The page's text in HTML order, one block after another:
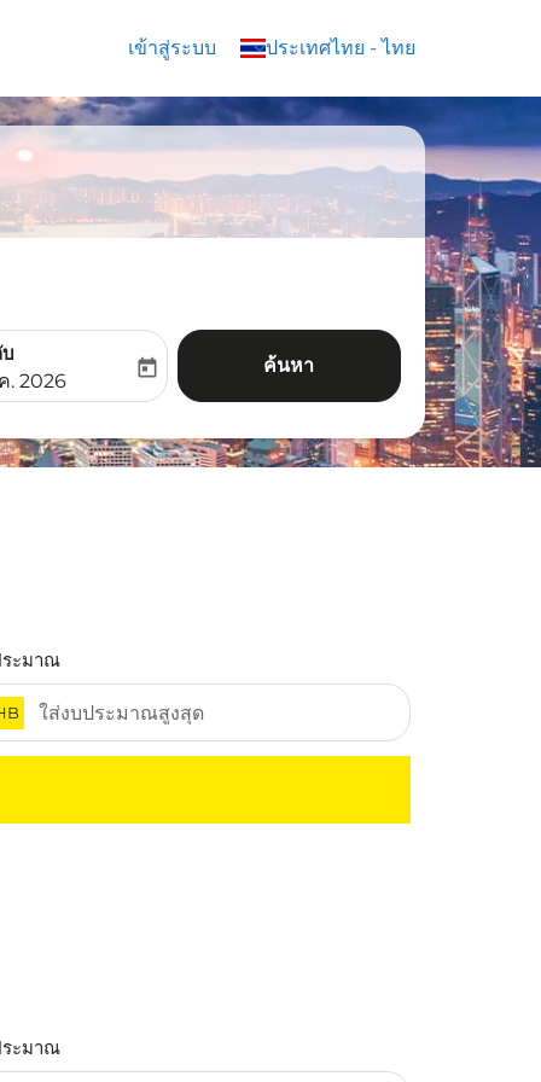
เข้าสู่ระบบ ประเทศไทย - ไทย
keyboard_arrow_down
labelreturn-date-aria-label
. 2026
today ค้นหา
ะมาณ
ะมาณ